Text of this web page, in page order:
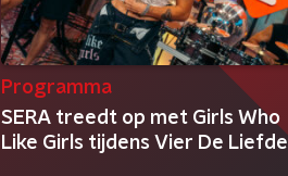
Programma
SERA treedt op met Girls Who
Like Girls tijdens Vier De Liefde